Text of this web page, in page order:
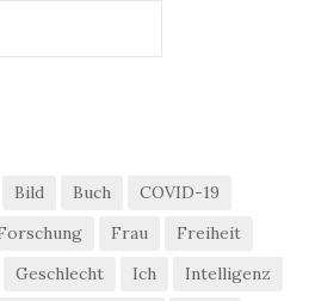
Bild Buch
COVID-19
Frau
Freiheit
Geschlecht Ich
Intelligenz